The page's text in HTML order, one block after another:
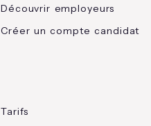
Découvrir employeurs
Créer un compte candidat
Tarifs